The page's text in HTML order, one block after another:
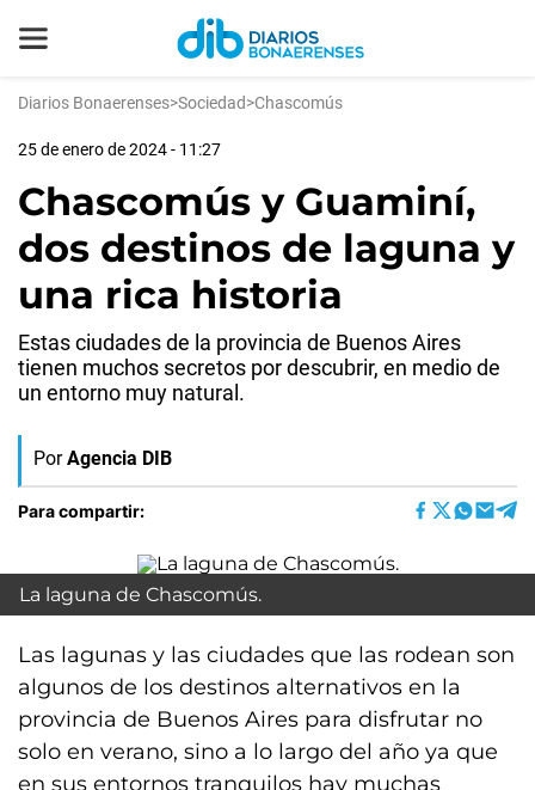
Diarios Bonaerenses>Sociedad>Chascomús
25 de enero de 2024 - 11:27
Chascomús y Guaminí,
dos destinos de laguna y
una rica historia
Estas ciudades de la provincia de Buenos Aires
tienen muchos secretos por descubrir, en medio de
un entorno muy natural.
Por Agencia DIB
Para compartir:
La laguna de Chascomús.
Las lagunas y las ciudades que las rodean son
algunos de los destinos alternativos en la
provincia de Buenos Aires para disfrutar no
solo en verano, sino a lo largo del año ya que
en sus entornos tranquilos hay muchas